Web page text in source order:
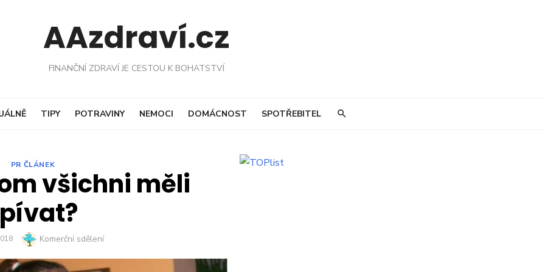
AAzdraví.cz
FINANČNÍ ZDRAVÍ JE CESTOU K BOHATSTVÍ
TIPY POTRAVINY NEMOCI DOMÁCNOST SPOTŘEBITEL
PR ČLÁNEK
všichni měli
Author
Komerční sdělení